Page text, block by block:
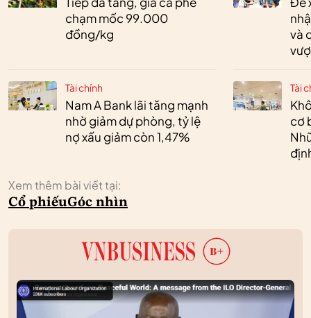
chạm mốc 99.000
đồng/kg
Tài chính
Nam A Bank lãi tăng mạnh
nhờ giảm dự phòng, tỷ lệ
nợ xấu giảm còn 1,47%
và
Tài
cơ
Xem thêm bài viết tại:
Cổ phiếuGóc nhìn